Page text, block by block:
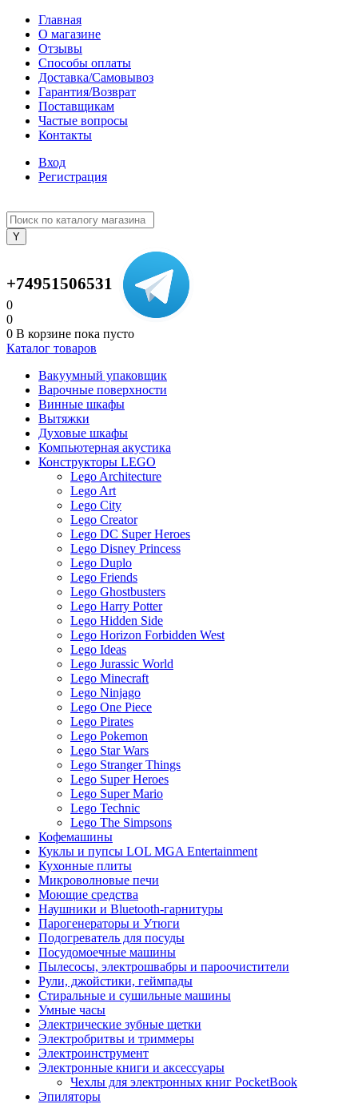
Главная
О магазине
Отзывы
Способы оплаты
Доставка/Самовывоз
Гарантия/Возврат
Поставщикам
Частые вопросы
Контакты
Вход
Регистрация
+74951506531
0
0
0 В корзине пока пусто
Каталог товаров
Вакуумный упаковщик
Варочные поверхности
Винные шкафы
Вытяжки
Духовые шкафы
Компьютерная акустика
Конструкторы LEGO
Lego Architecture
Lego Art
Lego City
Lego Creator
Lego DC Super Heroes
Lego Disney Princess
Lego Duplo
Lego Friends
Lego Ghostbusters
Lego Harry Potter
Lego Hidden Side
Lego Horizon Forbidden West
Lego Ideas
Lego Jurassic World
Lego Minecraft
Lego Ninjago
Lego One Piece
Lego Pirates
Lego Pokemon
Lego Star Wars
Lego Stranger Things
Lego Super Heroes
Lego Super Mario
Lego Technic
Lego The Simpsons
Кофемашины
Куклы и пупсы LOL MGA Entertainment
Кухонные плиты
Микроволновые печи
Моющие средства
Наушники и Bluetooth-гарнитуры
Парогенераторы и Утюги
Подогреватель для посуды
Посудомоечные машины
Пылесосы, электрошвабры и пароочистители
Рули, джойстики, геймпады
Стиральные и сушильные машины
Умные часы
Электрические зубные щетки
Электробритвы и триммеры
Электроинструмент
Электронные книги и аксессуары
Чехлы для электронных книг PocketBook
Эпиляторы